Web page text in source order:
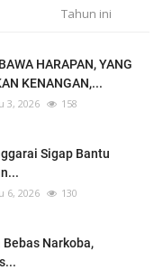
Tahun ini
HARAPAN, YANG
KENANGAN,...
3, 2026 158
Sigap Bantu
6, 2026 130
Narkoba,